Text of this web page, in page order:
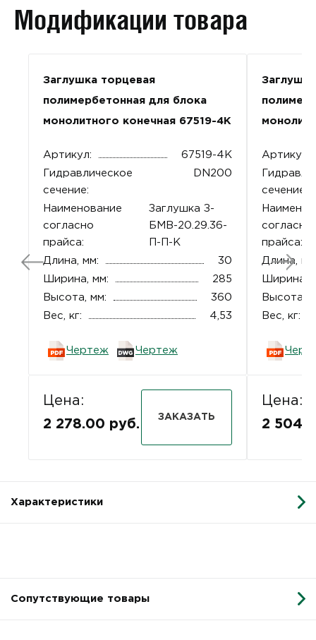
Модификации товара
Заглушка торцевая
полимербетонная для блока
монолитного конечная 67519-4К
Артикул:
67519-4К
Гидравлическое
сечение:
DN200
Наименование
согласно
прайса:
Заглушка З-
БМВ-20.29.36-
П-П-К
Длина, мм:
30
Ширина, мм:
285
Высота, мм:
360
Вес, кг:
4,53
Чертеж Чертеж
Цена:
2 278.00 руб.
ЗАКАЗАТЬ
Артикул:
сечение:
согласно
прайса:
Длина,
Ширина,
Высота,
Вес, кг:
Цена:
2
Характеристики
Сопутствующие товары